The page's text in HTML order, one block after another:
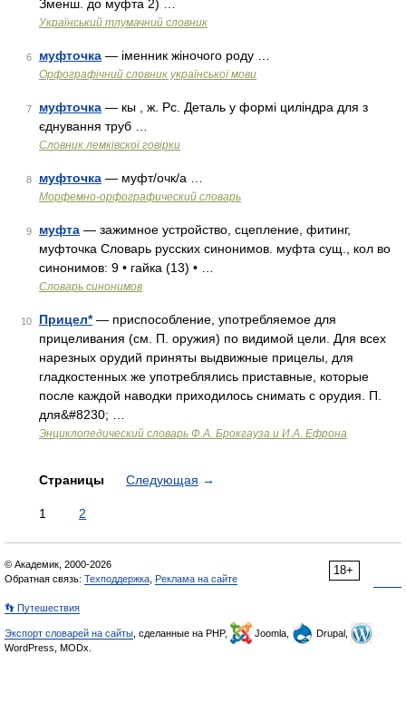
Зменш. до муфта 2) …
Український тлумачний словник
6 муфточка — іменник жіночого роду …
Орфографічний словник української мови
7 муфточка — кы , ж. Рс. Деталь у формі циліндра для з
єднування труб …
Словник лемківскої говірки
8 муфточка — муфт/очк/а …
Морфемно-орфографический словарь
9 муфта — зажимное устройство, сцепление, фитинг,
муфточка Словарь русских синонимов. муфта сущ., кол во
синонимов: 9 • гайка (13) • …
Словарь синонимов
10 Прицел*— приспособление, употребляемое для
прицеливания (см. П. оружия) по видимой цели. Для всех
нарезных орудий приняты выдвижные прицелы, для
гладкостенных же употреблялись приставные, которые
после каждой наводки приходилось снимать с орудия. П.
для&#8230; …
Энциклопедический словарь Ф.А. Брокгауза и И.А. Ефрона
Страницы Следующая →
1 2
18+
© Академик, 2000-2026
Обратная связь: Техподдержка Реклама на сайте
👣 Путешествия
Экспорт словарей на сайты , сделанные на PHP, Joomla,
Drupal,
WordPress, MODx.